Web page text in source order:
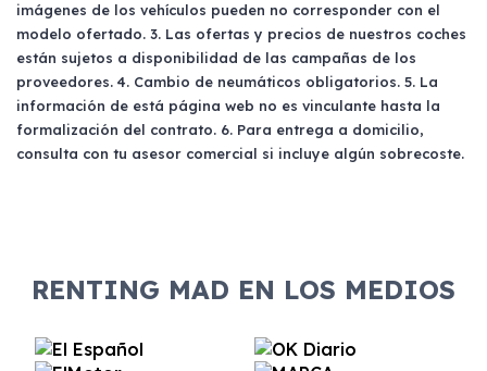
imágenes de los vehículos pueden no corresponder con el
modelo ofertado. 3. Las ofertas y precios de nuestros coches
están sujetos a disponibilidad de las campañas de los
proveedores. 4. Cambio de neumáticos obligatorios. 5. La
información de está página web no es vinculante hasta la
formalización del contrato. 6. Para entrega a domicilio,
consulta con tu asesor comercial si incluye algún sobrecoste.
RENTING MAD EN LOS MEDIOS